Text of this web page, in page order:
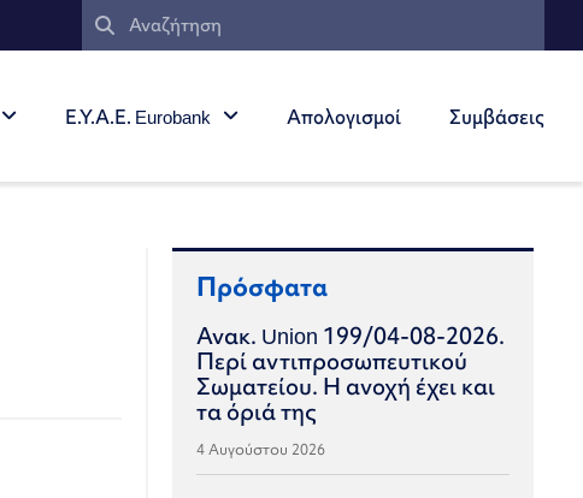
Ε.Υ.Α.Ε. Eurobank Απολογισμοί Συμβάσεις
Πρόσφατα
Ανακ. Union 199/04-08-2026.
Περί αντιπροσωπευτικού
Σωματείου. Η ανοχή έχει και
τα όριά της
4 Αυγούστου 2026